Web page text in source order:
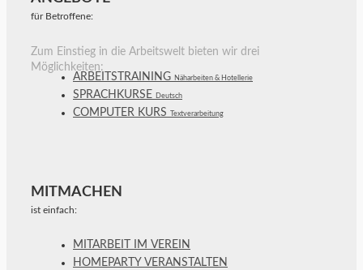
für Betroffene:
Zum Einstieg in die Arbeitswelt bieten wir drei
Möglichkeiten:
ARBEITSTRAINING Näharbeiten & Hotellerie
SPRACHKURSE Deutsch
COMPUTER KURS Textverarbeitung
MITMACHEN
ist einfach:
MITARBEIT IM VEREIN
HOMEPARTY VERANSTALTEN